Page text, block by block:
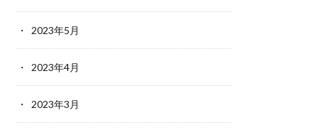
2023年5月
2023年4月
2023年3月